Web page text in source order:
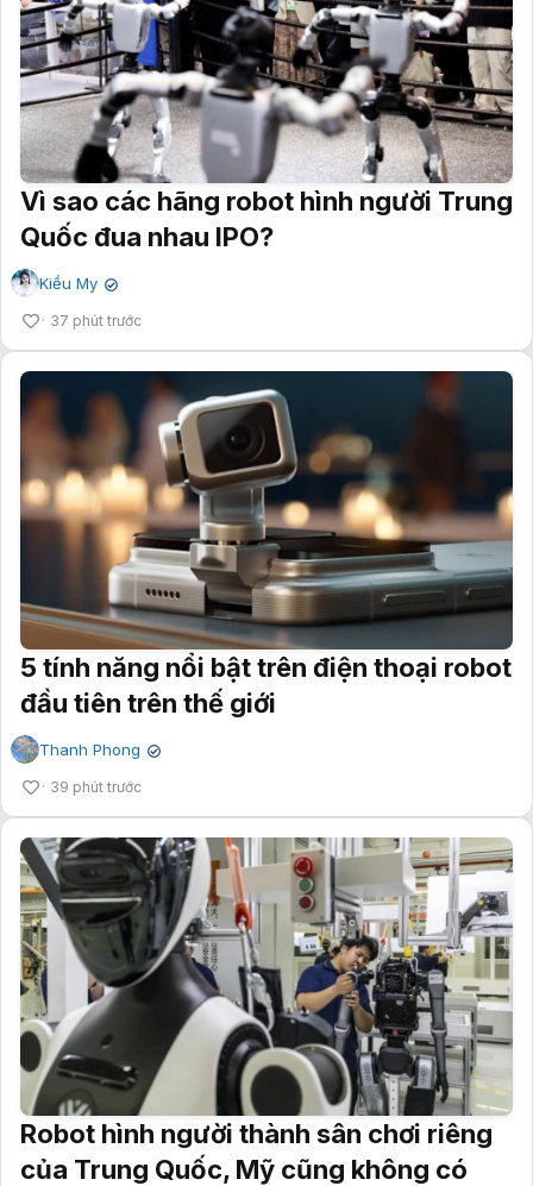
Vì sao các hãng robot hình người Trung
Quốc đua nhau IPO?
Kiều My ✔
37 phút trước
5 tính năng nổi bật trên điện thoại robot
đầu tiên trên thế giới
Thanh Phong ✔
39 phút trước
Robot hình người thành sân chơi riêng
của Trung Quốc, Mỹ cũng không có